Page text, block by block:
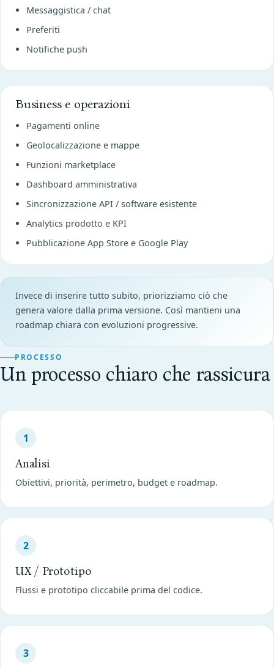
Messaggistica / chat
Preferiti
Notifiche push
Business e operazioni
Pagamenti online
Geolocalizzazione e mappe
Funzioni marketplace
Dashboard amministrativa
Sincronizzazione API / software esistente
Analytics prodotto e KPI
Pubblicazione App Store e Google Play
Invece di inserire tutto subito, priorizziamo ciò che
genera valore dalla prima versione. Così mantieni una
roadmap chiara con evoluzioni progressive.
PROCESSO
Un processo chiaro che rassicura
1
Analisi
Obiettivi, priorità, perimetro, budget e roadmap.
2
UX / Prototipo
Flussi e prototipo cliccabile prima del codice.
3